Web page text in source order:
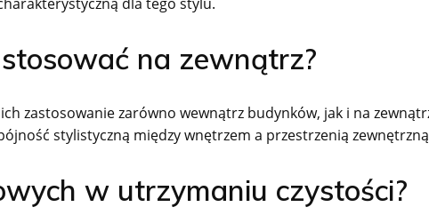
na zewnątrz?
zastosowanie zarówno wewnątrz budynków, jak i na
stylistyczną między wnętrzem a przestrzenią
w utrzymaniu czystości?